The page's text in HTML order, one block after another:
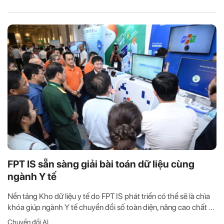
FPT IS sẵn sàng giải bài toán dữ liệu cùng
ngành Y tế
Nền tảng Kho dữ liệu y tế do FPT IS phát triển có thể sẽ là chìa
khóa giúp ngành Y tế chuyển đổi số toàn diện, nâng cao chất ...
Chuyển đổi AI